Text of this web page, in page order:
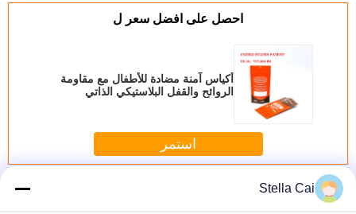
احصل على افضل سعر ل
أكياس آمنة مضادة للأطفال مع مقاومة
الروائح والقفل البلاستيكي الذاتي
استمر
أكثر حقيبة مقاومة للأطفال
Stella Cai